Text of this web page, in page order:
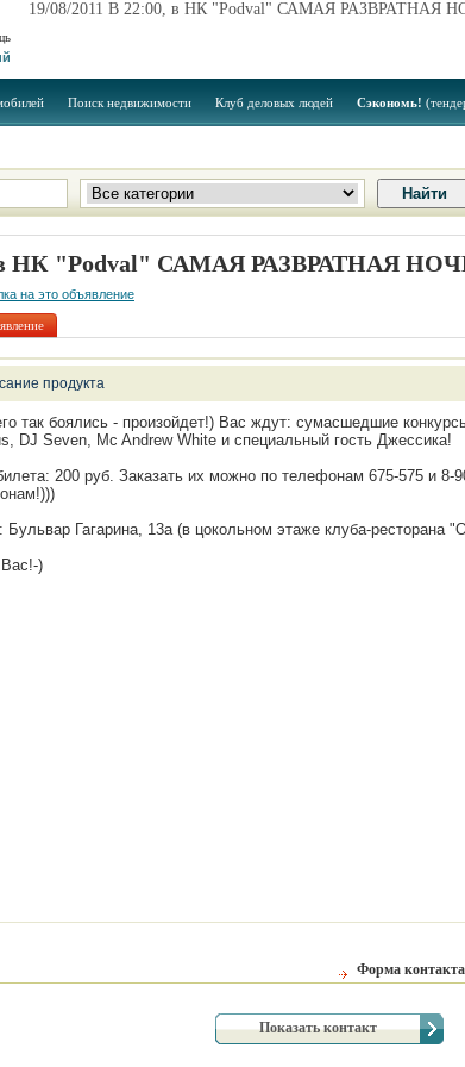
19/08/2011 В 22:00, в НК "Podval" САМАЯ РАЗВРАТНАЯ
Поиск недвижимости Клуб деловых людей Сэкономь!
в НК "Podval" САМАЯ РАЗВРАТНАЯ
на это объявление
продукта
так боялись - произойдет!) Вас ждут: сумасшедшие
DJ Seven, Mc Andrew White и специальный гость Джессика!
200 руб. Заказать их можно по телефонам 675-575 и 8-
Бульвар Гагарина, 13а (в цокольном этаже клуба-ресторана
)
Форма контакта
Показать контакт